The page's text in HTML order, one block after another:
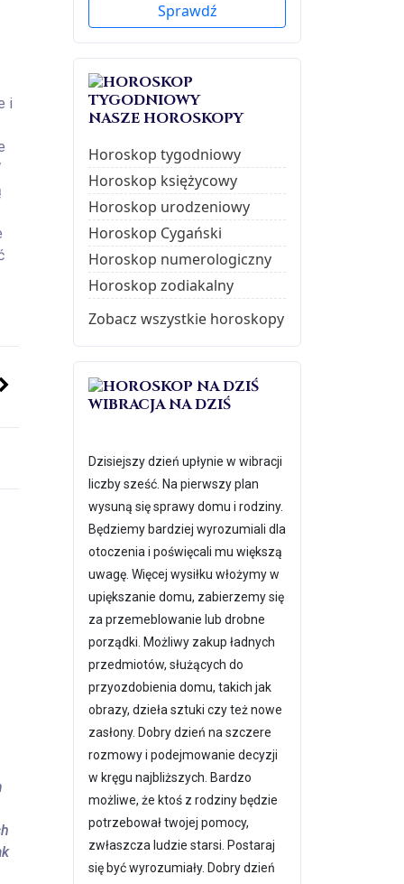
i
Sprawdź
NASZE HOROSKOPY
Horoskop tygodniowy
Horoskop księżycowy
Horoskop urodzeniowy
Horoskop Cygański
Horoskop numerologiczny
Horoskop zodiakalny
Zobacz wszystkie horoskopy
WIBRACJA NA DZIŚ
Dzisiejszy dzień upłynie w wibracji
liczby sześć. Na pierwszy plan
wysuną się sprawy domu i rodziny.
Będziemy bardziej wyrozumiali dla
otoczenia i poświęcali mu większą
uwagę. Więcej wysiłku włożymy w
upiększanie domu, zabierzemy się
za przemeblowanie lub drobne
porządki. Możliwy zakup ładnych
przedmiotów, służących do
przyozdobienia domu, takich jak
obrazy, dzieła sztuki czy też nowe
zasłony. Dobry dzień na szczere
rozmowy i podejmowanie decyzji
w kręgu najbliższych. Bardzo
możliwe, że ktoś z rodziny będzie
potrzebował twojej pomocy,
zwłaszcza ludzie starsi. Postaraj
się być wyrozumiały. Dobry dzień